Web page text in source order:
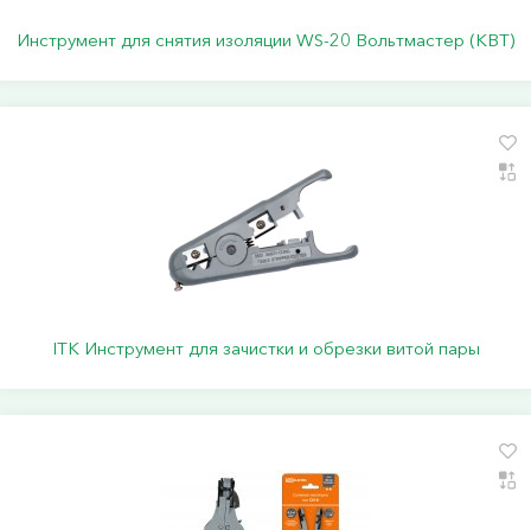
Инструмент для снятия изоляции WS-20 Вольтмастер (КВТ)
ITK Инструмент для зачистки и обрезки витой пары